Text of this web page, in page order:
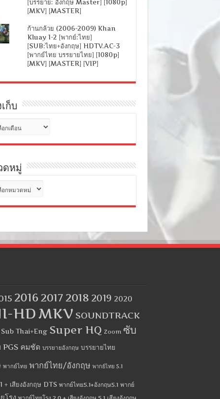
[บรรยาย: อังกฤษ Master] [1080p]
[MKV] [MASTER]
ก้านกล้วย (2006-2009) Khan
Kluay 1-2 [พากย์:ไทย]
[SUB:ไทย+อังกฤษ] HDTV.AC-3
[พากย์ไทย บรรยายไทย] [1080p]
[MKV] [MASTER] [VIP]
ก็บ
ดหมู่
2016 2017 2018 2019 2020
HDMKV SOUNDTRACK
Sub Thai+Eng Super HQ Zoom ซับ
PGS คมชัด บรรยายอังกฤษ บรรยายไทย
พากย์ไทย พากย์ไทย/อังกฤษ พากย์ไทย 5.1
+ เสียงอังกฤษ DTS พากย์ไทย5.1+อังกฤษ5.1 พากย์